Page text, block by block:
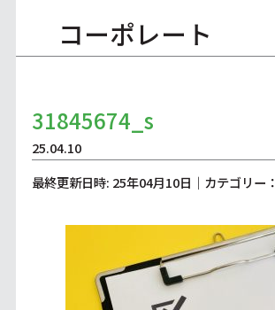
コーポレート
31845674_s
25.04.10
最終更新日時: 25年04月10日｜カテゴリー：